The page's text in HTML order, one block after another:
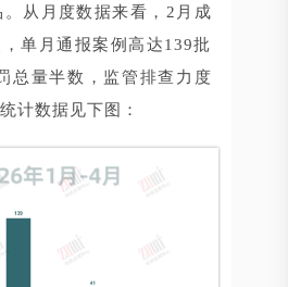
从月度数据来看，2月成
单月通报案例高达139批
总量半数，监管排查力度
计数据见下图：